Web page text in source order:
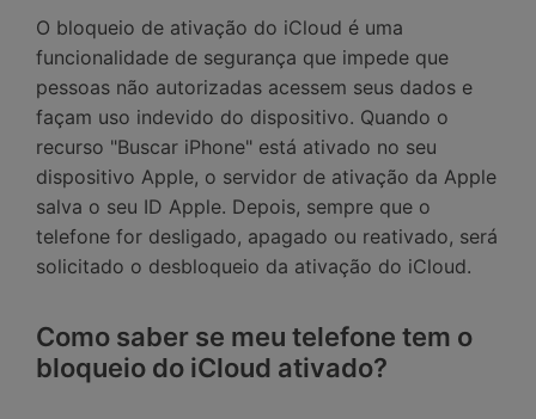
O bloqueio de ativação do iCloud é uma
funcionalidade de segurança que impede que
pessoas não autorizadas acessem seus dados e
façam uso indevido do dispositivo. Quando o
recurso "Buscar iPhone" está ativado no seu
dispositivo Apple, o servidor de ativação da Apple
salva o seu ID Apple. Depois, sempre que o
telefone for desligado, apagado ou reativado, será
solicitado o desbloqueio da ativação do iCloud.
Como saber se meu telefone tem o
bloqueio do iCloud ativado?